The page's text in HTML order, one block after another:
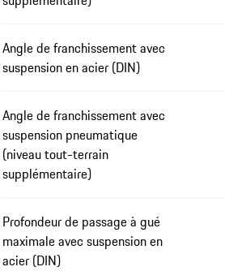
Angle de franchissement avec
suspension en acier (DIN)
Angle de franchissement avec
suspension pneumatique
(niveau tout-terrain
supplémentaire)
Profondeur de passage à gué
maximale avec suspension en
acier (DIN)